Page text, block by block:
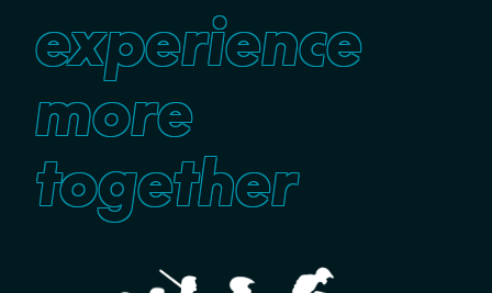
experience
more
together